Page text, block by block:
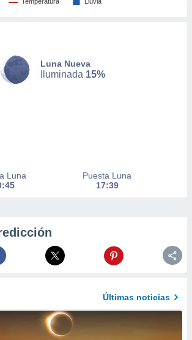
Luna Nueva
Iluminada 15%
Luna
Puesta Luna
17:39
Últimas noticias